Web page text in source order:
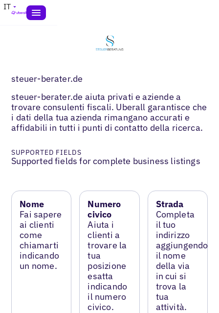
IT
steuer-berater.de
steuer-berater.de aiuta privati e aziende a
trovare consulenti fiscali. Uberall garantisce che
i dati della tua azienda rimangano accurati e
affidabili in tutti i punti di contatto della ricerca.
SUPPORTED FIELDS
Supported fields for complete business listings
Nome
Fai sapere
ai clienti
come
chiamarti
indicando
un nome.
Numero
civico
Aiuta i
clienti a
trovare la
tua
posizione
esatta
indicando
il numero
civico.
Strada
Completa
il tuo
indirizzo
aggiungendo
il nome
della via
in cui si
trova la
tua
attività.